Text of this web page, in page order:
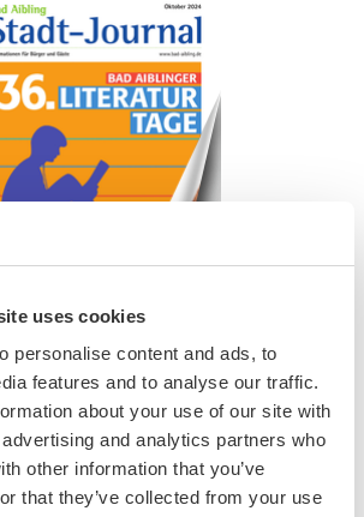
uses cookies
personalise content and ads, to
features and to analyse our traffic.
about your use of our site with
and analytics partners who
other information that you’ve
that they’ve collected from your use
in
Flipbook-Seiten